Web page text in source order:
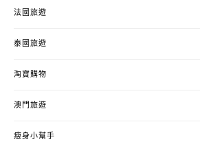
法國旅遊
泰國旅遊
淘寶購物
澳門旅遊
瘦身小幫手